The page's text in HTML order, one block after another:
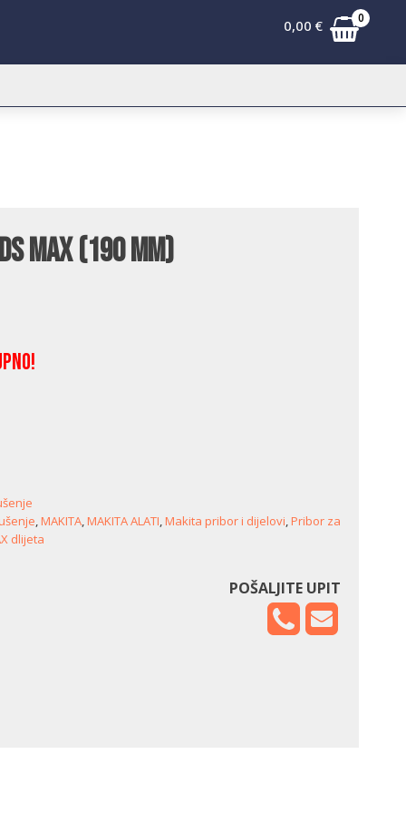
0,00 € 0
MAX (190 mm)
,MAKITA,MAKITA ALATI,Makita pribor i dijelovi,Pribor za
dlijeta
POŠALJITE UPIT